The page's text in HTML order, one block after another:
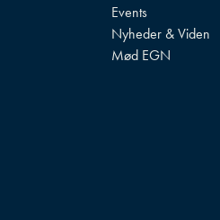
Events
Nyheder & Viden
Mød EGN